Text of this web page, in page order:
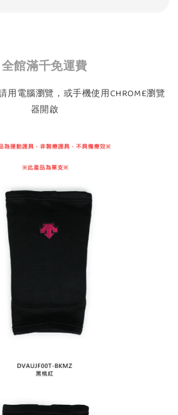
全館滿千免運費
用電腦瀏覽，或手機使用CHROME瀏覽
器開啟